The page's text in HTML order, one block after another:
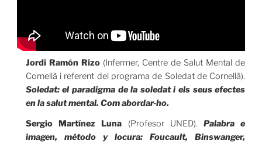
Jordi Ramón Rizo(Infermer, Centre de Salut Mental de
Cornellà i referent del programa de Soledat de Cornellà).
Soledat: el paradigma de la soledat i els seus efectes
en la salut mental. Com abordar-ho.
Sergio Martínez Luna (Profesor UNED). Palabra e
imagen, método y locura: Foucault, Binswanger,